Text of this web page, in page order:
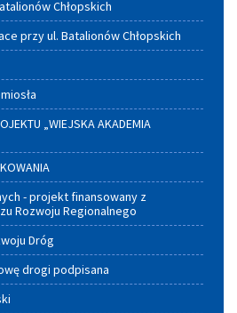
Chłopskich
przy ul. Batalionów Chłopskich
„WIEJSKA AKADEMIA
- projekt finansowany z
Rozwoju Regionalnego
Dróg
drogi podpisana